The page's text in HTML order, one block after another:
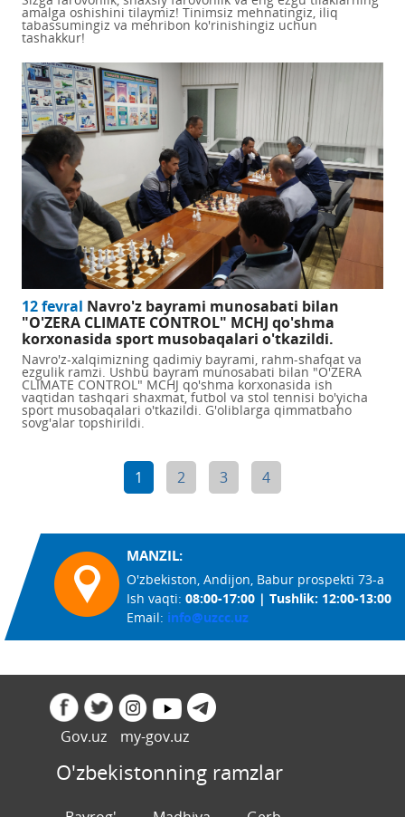
amalga oshishini tilaymiz! Tinimsiz mehnatingiz, iliq
tabassumingiz va mehribon ko'rinishingiz uchun
tashakkur!
12 fevral Navro'z bayrami munosabati bilan
"O'ZERA CLIMATE CONTROL" MCHJ qo'shma
korxonasida sport musobaqalari o'tkazildi.
Navro'z-xalqimizning qadimiy bayrami, rahm-shafqat va
ezgulik ramzi. Ushbu bayram munosabati bilan "O'ZERA
CLIMATE CONTROL" MCHJ qo'shma korxonasida ish
vaqtidan tashqari shaxmat, futbol va stol tennisi bo'yicha
sport musobaqalari o'tkazildi. G'oliblarga qimmatbaho
sovg'alar topshirildi.
1 2 3 4
Gov.uz my-gov.uz
MANZIL:
O'zbekiston, Andijon, Babur prospekti 73-a
Ish vaqti: 08:00-17:00 | Tushlik: 12:00-13:00
Email: info@uzcc.uz
O'zbekistonning ramzlar